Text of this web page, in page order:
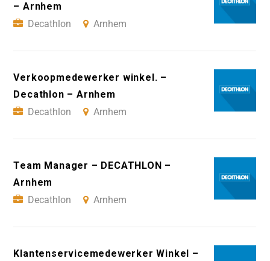
– Arnhem
Decathlon
Arnhem
Verkoopmedewerker winkel. –
Decathlon – Arnhem
Decathlon
Arnhem
Team Manager – DECATHLON –
Arnhem
Decathlon
Arnhem
Klantenservicemedewerker Winkel –